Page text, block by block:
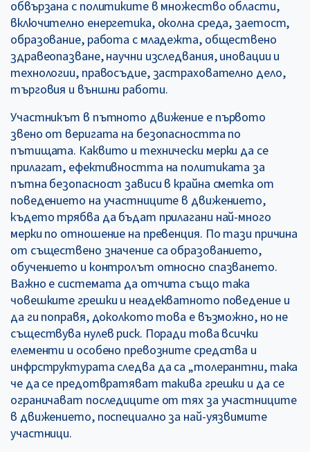
обвързана с политиките в множество области,
включително енергетика, околна среда, заетост,
образование, работа с младежта, обществено
здравеопазване, научни изследвания, иновации и
технологии, правосъдие, застрахователно дело,
търговия и външни работи.
Участникът в пътното движение е първото
звено от веригата на безопасността по
пътищата. Каквито и технически мерки да се
прилагат, ефективността на политиката за
пътна безопасност зависи в крайна сметка от
поведението на участниците в движението,
където трябва да бъдат прилагани най-много
мерки по отношение на превенция. По тази причина
от съществено значение са образованието,
обучението и контролът относно спазването.
Важно е системата да отчита също така
човешките грешки и неадекватното поведение и
да ги поправя, доколкото това е възможно, но не
съществува нулев риск. Поради това всички
елементи и особено превозните средства и
инфрструктурата следва да са „толерантни, така
че да се предотвратяват такива грешки и да се
ограничават последиците от тях за участниците
в движението, поспециално за най-уязвимите
участници.